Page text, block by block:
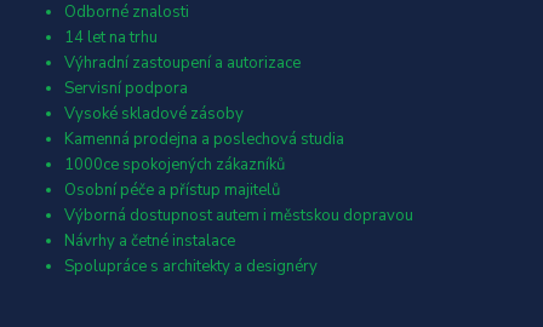
Odborné znalosti
14 let na trhu
Výhradní zastoupení a autorizace
Servisní podpora
Vysoké skladové zásoby
Kamenná prodejna a poslechová studia
1000ce spokojených zákazníků
Osobní péče a přístup majitelů
Výborná dostupnost autem i městskou dopravou
Návrhy a četné instalace
Spolupráce s architekty a designéry